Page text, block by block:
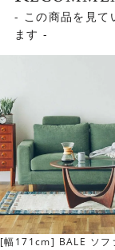
▼イージークリー
使いやすいベー
落としやすい張
- この商品を見て
ます -
171cm] BALE ソフ